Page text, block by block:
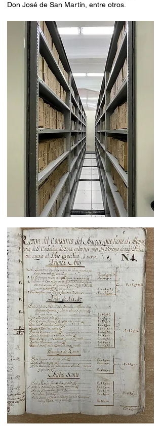
Don José de San Martín, entre otros.